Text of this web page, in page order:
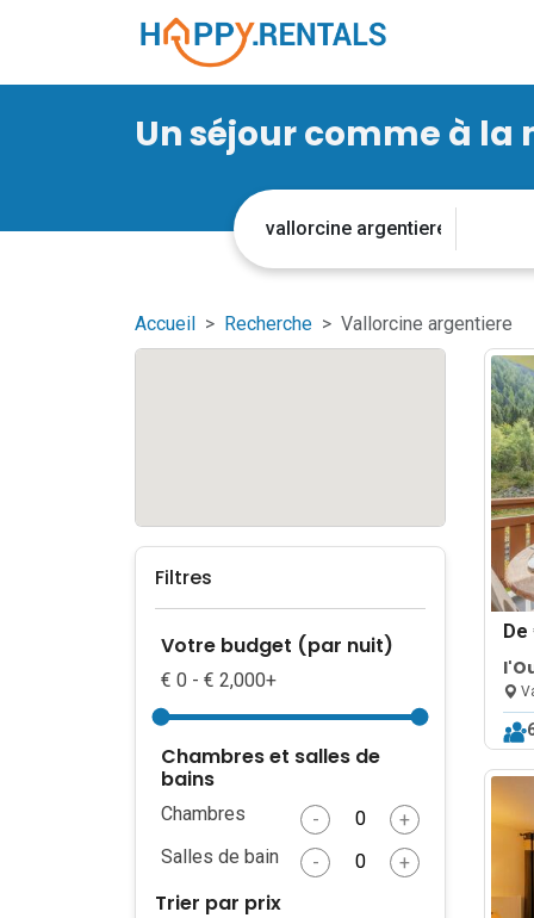
Un séjour comme à la
Accueil Recherche Vallorcine argentiere
Filtres
Votre budget (par nuit)
€ 0 - € 2,000+
Chambres et salles de
bains
Chambres -
+
Salles de bain
- +
Trier par prix
De
&